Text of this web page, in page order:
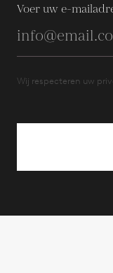
Voer uw e-
Wij respecteren uw